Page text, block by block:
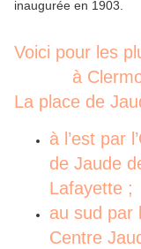
Voici pour les
à
La place de
à l’est par
de Jaude
Lafayette ;
au sud par
Centre